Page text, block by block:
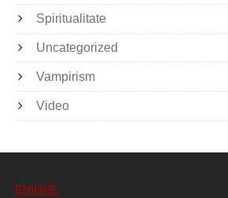
Spiritualitate
Uncategorized
Vampirism
Video
ENIGME